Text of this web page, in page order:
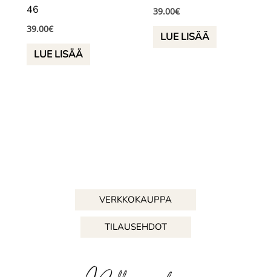
46
39.00€
LUE LISÄÄ
39.00€
LUE LISÄÄ
VERKKOKAUPPA
TILAUSEHDOT